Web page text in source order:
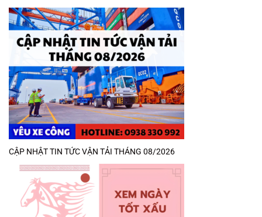
CẬP NHẬT TIN TỨC VẬN TẢI THÁNG 08/2026